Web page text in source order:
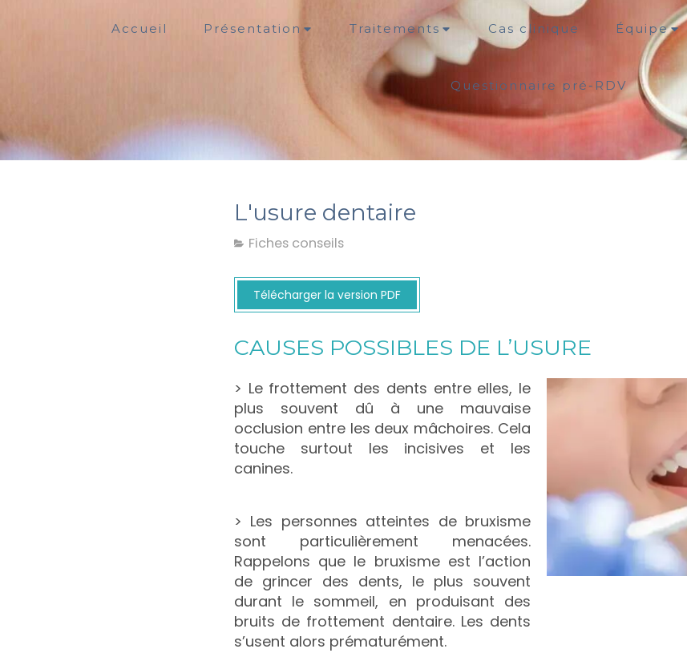
Accueil Présentation Traitements Cas clinique Équipe
Questionnaire pré-RDV
L'usure dentaire
Fiches conseils
Télécharger la version PDF
CAUSES POSSIBLES DE L’USURE
> Le frottement des dents entre elles, le
plus souvent dû à une mauvaise
occlusion entre les deux mâchoires. Cela
touche surtout les incisives et les
canines.
> Les personnes atteintes de bruxisme
sont particulièrement menacées.
Rappelons que le bruxisme est l’action
de grincer des dents, le plus souvent
durant le sommeil, en produisant des
bruits de frottement dentaire. Les dents
s’usent alors prématurément.